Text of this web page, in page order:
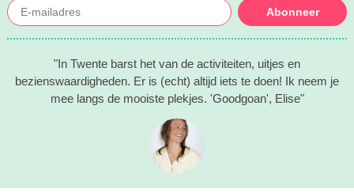
Abonneer
"In Twente barst het van de activiteiten, uitjes en
bezienswaardigheden. Er is (echt) altijd iets te doen! Ik neem je
mee langs de mooiste plekjes. 'Goodgoan', Elise"